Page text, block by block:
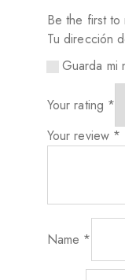
Be the first to
Tu dirección
Guarda mi
Your rating *
Your review *
Name *